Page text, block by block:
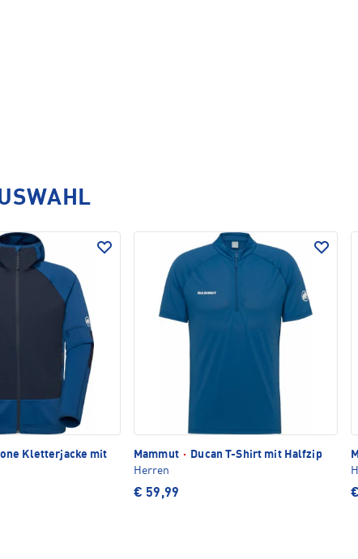
Kletterjacke mit
Mammut ·
Ducan T-Shirt mit Halfzip
Herren
€ 59,99